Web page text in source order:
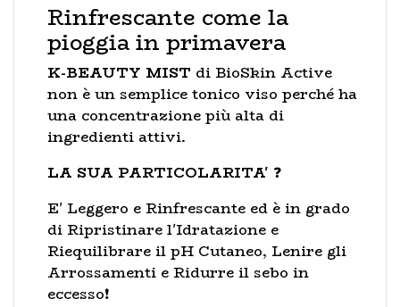
Rinfrescante come la
pioggia in primavera
K-BEAUTY MIST di BioSkin Active
non è un semplice tonico viso perché ha
una concentrazione più alta di
ingredienti attivi.
LA SUA PARTICOLARITA' ❓
E' Leggero e Rinfrescante ed è in grado
di Ripristinare l'Idratazione e
Riequilibrare il pH Cutaneo, Lenire gli
Arrossamenti e Ridurre il sebo in
eccesso❗